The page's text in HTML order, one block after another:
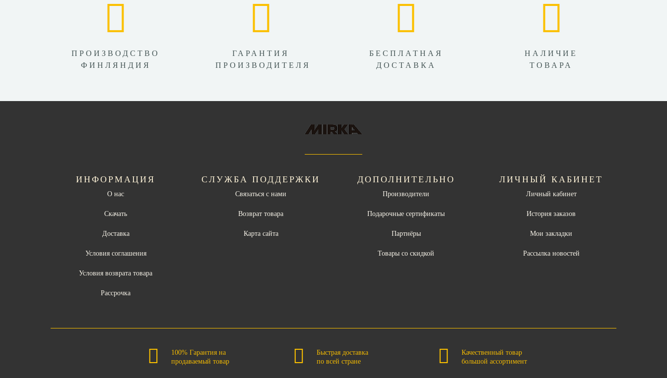
ПРОИЗВОДСТВО
ФИНЛЯНДИЯ
ГАРАНТИЯ
ПРОИЗВОДИТЕЛЯ
БЕСПЛАТНАЯ
ДОСТАВКА
НАЛИЧИЕ
ТОВАРА
ИНФОРМАЦИЯ
О нас
Скачать
Доставка
Условия соглашения
Условия возврата товара
Рассрочка
СЛУЖБА ПОДДЕРЖКИ
Связаться с нами
Возврат товара
Карта сайта
ДОПОЛНИТЕЛЬНО
Производители
Подарочные сертификаты
Партнёры
Товары со скидкой
ЛИЧНЫЙ КАБИНЕТ
Личный кабинет
История заказов
Мои закладки
Рассылка новостей
100% Гарантия на
продаваемый товар
Быстрая доставка
по всей стране
Качественный товар
большой ассортимент